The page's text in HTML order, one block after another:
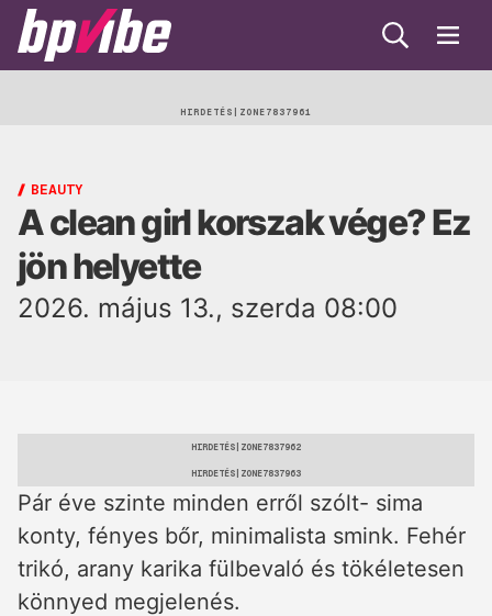
BP
Lélek
Gasztro
Öko
KeresésMenü
HIRDETÉS
BEAUTY
A clean girl korszak vége? Ez
jön helyette
2026. május 13., szerda 08:00
HIRDETÉS
HIRDETÉS
Pár éve szinte minden erről szólt- sima
konty, fényes bőr, minimalista smink. Fehér
trikó, arany karika fülbevaló és tökéletesen
könnyed megjelenés.